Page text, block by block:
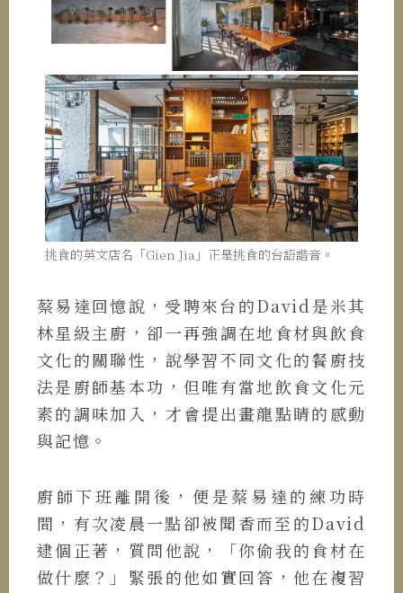
挑食的英文店名「Gien Jia」正是挑食的台語諧音。
蔡易達回憶說，受聘來台的David是米其
林星級主廚，卻一再強調在地食材與飲食
文化的關聯性，說學習不同文化的餐廚技
法是廚師基本功，但唯有當地飲食文化元
素的調味加入，才會提出畫龍點睛的感動
與記憶。
廚師下班離開後，便是蔡易達的練功時
間，有次凌晨一點卻被聞香而至的David
逮個正著，質問他說，「你偷我的食材在
做什麼？」緊張的他如實回答，他在複習